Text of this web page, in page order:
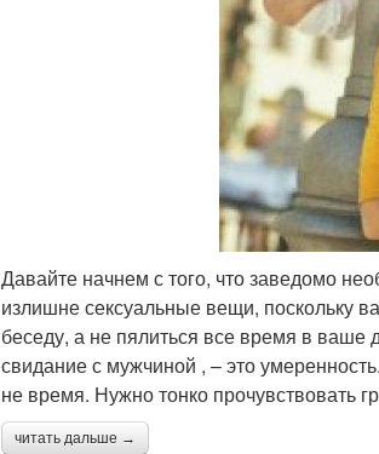
Давайте начнем с того, что заведомо
излишне сексуальные вещи, поскольку
беседу, а не пялиться все время в ваше
свидание с мужчиной , – это
не время. Нужно тонко прочувствовать
читать дальше →